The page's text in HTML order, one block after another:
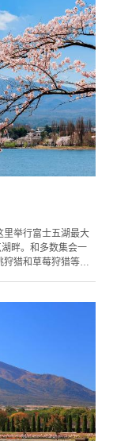
里举行富士五湖最大
畔。和多数集会一
猎和草莓狩猎等水